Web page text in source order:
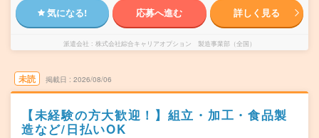
気になる! 応募へ進む 詳しく見る
派遣会社 株式会社綜合キャリアオプション 製造事業部（全国）
未読 掲載日 2026/08/06
【未経験の方大歓迎！】組立・加工・食品製
造など/日払いOK